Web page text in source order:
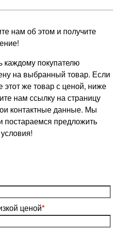
нам об этом и получите
каждому покупателю
на выбранный товар. Если
же товар с ценой, ниже
нам ссылку на страницу
контактные данные. Мы
постараемся предложить
ценой*